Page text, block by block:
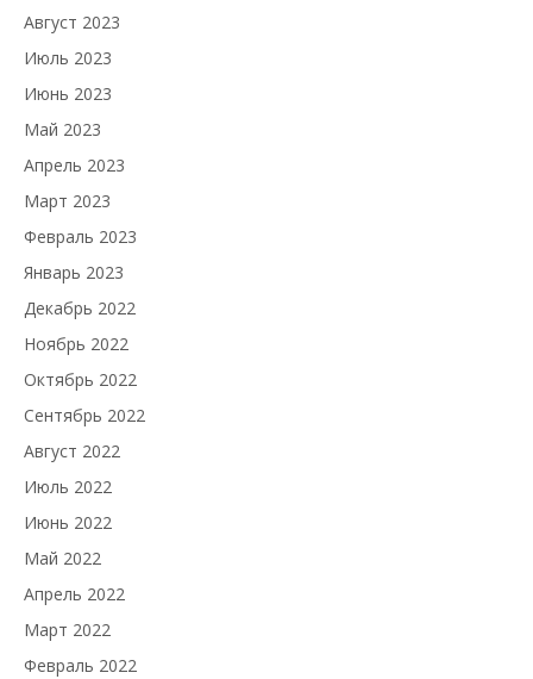
Август 2023
Июль 2023
Июнь 2023
Май 2023
Апрель 2023
Март 2023
Февраль 2023
Январь 2023
Декабрь 2022
Ноябрь 2022
Октябрь 2022
Сентябрь 2022
Август 2022
Июль 2022
Июнь 2022
Май 2022
Апрель 2022
Март 2022
Февраль 2022